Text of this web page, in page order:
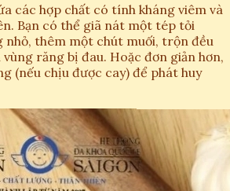
các hợp chất có tính kháng viêm và
Bạn có thể giã nát một tép tỏi
nhỏ, thêm một chút muối, trộn đều
răng bị đau. Hoặc đơn giản hơn,
(nếu chịu được cay) để phát huy